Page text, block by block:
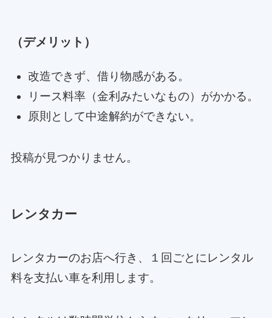
（デメリット）
改造できず、借り物感がある。
リース料率（金利みたいなもの）がかかる。
原則として中途解約ができない。
投稿が見つかりません。
レンタカー
レンタカーのお店へ行き、１回ごとにレンタル
料を支払い車を利用します。